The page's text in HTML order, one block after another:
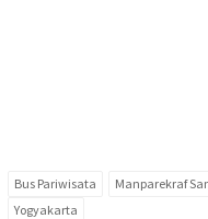
Bus Pariwisata Manparekraf
Yogyakarta